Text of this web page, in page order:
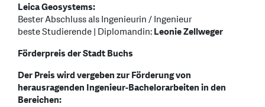
Leica Geosystems:
Bester Abschluss als Ingenieurin / Ingenieur
beste Studierende | Diplomandin:Leonie Zellweger
Förderpreis der Stadt Buchs
Der Preis wird vergeben zur Förderung von
herausragenden Ingenieur-Bachelorarbeiten in den
Bereichen: